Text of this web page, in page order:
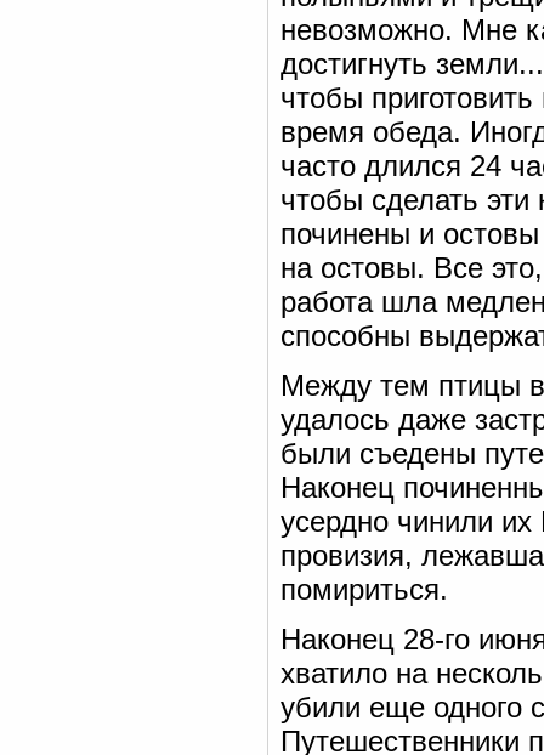
невозможно. Мне
достигнуть
чтобы
время обеда.
часто длился 24
чтобы сделать
починены и
на остовы. Все
работа шла
способны
Между тем птицы
удалось даже
были съедены
Наконец
усердно чинили их
провизия,
помириться.
Наконец 28-го
хватило на
убили еще одного
Путешественники